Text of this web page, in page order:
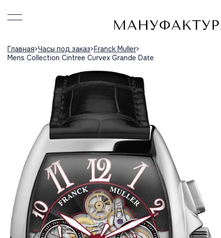
Главная Часы под заказ Franck Muller
Mens Collection Cintree Curvex Grande Date